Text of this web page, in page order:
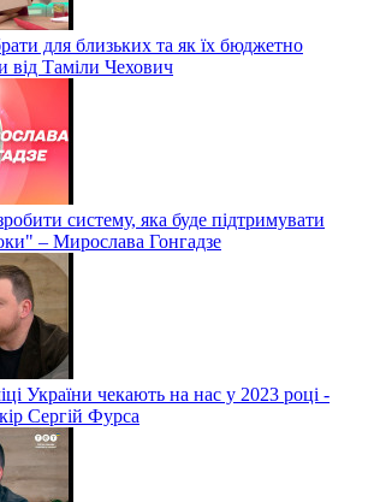
для близьких та як їх бюджетно
від Таміли Чехович
систему, яка буде підтримувати
– Мирослава Гонгадзе
України чекають на нас у 2023 році -
Сергій Фурса